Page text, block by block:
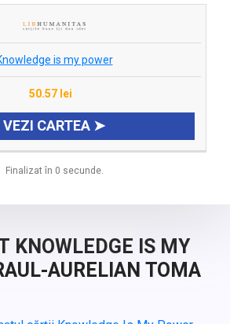
is my power
50.57 lei
VEZI CARTEA ➤
Finalizat în 0 secunde.
KNOWLEDGE IS MY
AURELIAN TOMA